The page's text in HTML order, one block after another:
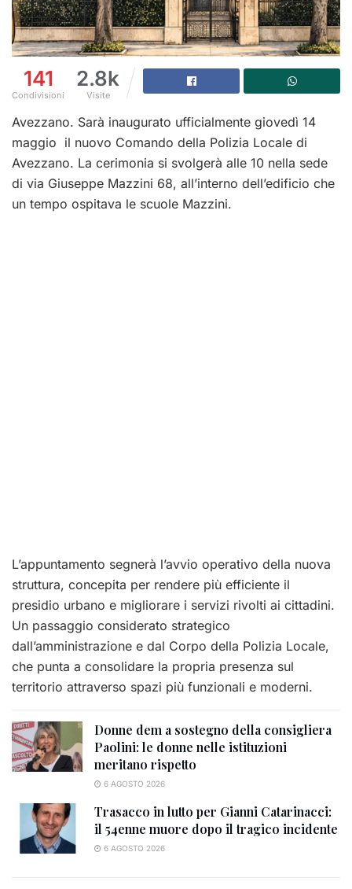
141
Condivisioni
2.8k
Visite
Avezzano. Sarà inaugurato ufficialmente giovedì 14
maggio il nuovo Comando della Polizia Locale di
Avezzano. La cerimonia si svolgerà alle 10 nella sede
di via Giuseppe Mazzini 68, all’interno dell’edificio che
un tempo ospitava le scuole Mazzini.
L’appuntamento segnerà l’avvio operativo della nuova
struttura, concepita per rendere più efficiente il
presidio urbano e migliorare i servizi rivolti ai cittadini.
Un passaggio considerato strategico
dall’amministrazione e dal Corpo della Polizia Locale,
che punta a consolidare la propria presenza sul
territorio attraverso spazi più funzionali e moderni.
Donne dem a sostegno della consigliera
Paolini: le donne nelle istituzioni
meritano rispetto
6 AGOSTO 2026
Trasacco in lutto per Gianni Catarinacci:
il 54enne muore dopo il tragico incidente
6 AGOSTO 2026